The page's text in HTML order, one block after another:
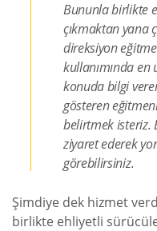
Bununla birlikte
çıkmaktan yana
direksiyon
kullanımında en
konuda bilgi
gösteren
belirtmek isteriz.
ziyaret ederek
görebilirsiniz.
Şimdiye dek hizmet
birlikte ehliyetli